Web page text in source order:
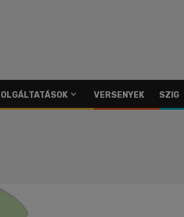
VERSENYEK SZIG